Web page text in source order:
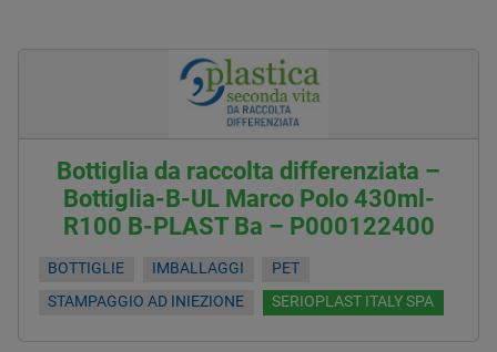
Bottiglia da raccolta differenziata –
Bottiglia-B-UL Marco Polo 430ml-
R100 B-PLAST Ba – P000122400
BOTTIGLIE IMBALLAGGI
PET
STAMPAGGIO AD INIEZIONE
SERIOPLAST ITALY SPA